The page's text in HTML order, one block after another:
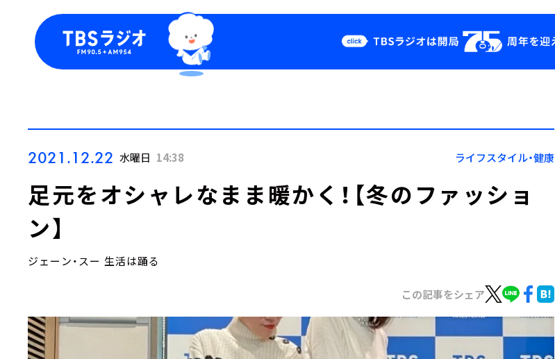
Podcast
YouTube
会社情報
2021.12.22 水曜日 14:38 ライフスタイル・健康
足元をオシャレなまま暖かく！【冬のファッショ
ン】
ジェーン・スー 生活は踊る
この記事をシェア